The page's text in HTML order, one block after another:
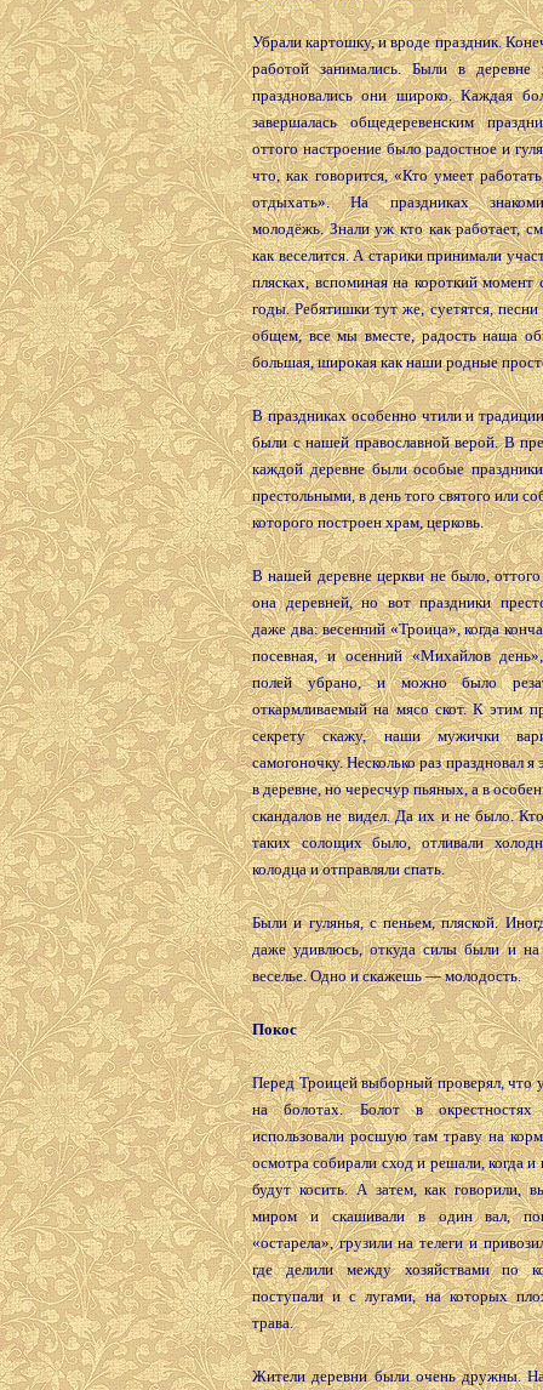
Убрали картошку, и вроде праздник.
работой занимались. Были в деревне
праздновались они широко. Каждая
завершалась общедеревенским
оттого настроение было радостное и
что, как говорится, «Кто умеет
отдыхать». На праздниках
молодёжь. Знали уж кто как работает,
как веселится. А старики принимали
плясках, вспоминая на короткий момент
годы. Ребятишки тут же, суетятся,
общем, все мы вместе, радость наша
большая, широкая как наши родные
В праздниках особенно чтили и
были с нашей православной верой. В
каждой деревне были особые
престольными, в день того святого или
которого построен храм, церковь.
В нашей деревне церкви не было, оттого
она деревней, но вот праздники
даже два: весенний «Троица», когда
посевная, и осенний «Михайлов
полей убрано, и можно было
откармливаемый на мясо скот. К этим
секрету скажу, наши мужички
самогоночку. Несколько раз праздновал я
в деревне, но чересчур пьяных, а в
скандалов не видел. Да их и не было.
таких солощих было, отливали
колодца и отправляли спать.
Были и гулянья, с пеньем, пляской.
даже удивлюсь, откуда силы были и
веселье. Одно и скажешь — молодость.
Покос
Перед Троицей выборный проверял, что
на болотах. Болот в
использовали росшую там траву на
осмотра собирали сход и решали, когда и
будут косить. А затем, как говорили,
миром и скашивали в один вал,
«остарела», грузили на телеги и
где делили между хозяйствами по
поступали и с лугами, на которых
трава.
Жители деревни были очень дружны.